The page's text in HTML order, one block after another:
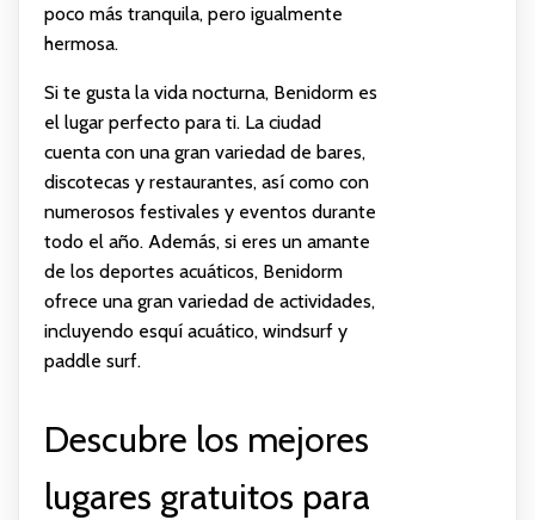
poco más tranquila, pero igualmente
hermosa.
Si te gusta la vida nocturna, Benidorm es
el lugar perfecto para ti. La ciudad
cuenta con una gran variedad de bares,
discotecas y restaurantes, así como con
numerosos festivales y eventos durante
todo el año. Además, si eres un amante
de los deportes acuáticos, Benidorm
ofrece una gran variedad de actividades,
incluyendo esquí acuático, windsurf y
paddle surf.
Descubre los mejores
lugares gratuitos para